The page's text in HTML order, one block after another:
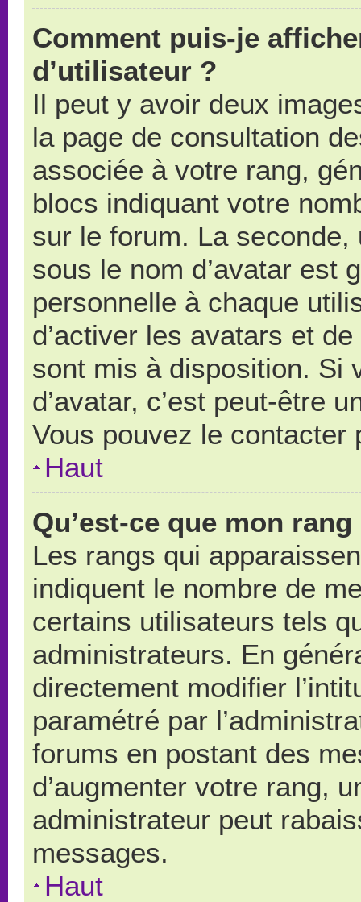
Comment puis-je
d’utilisateur ?
Il peut y avoir deux
la page de consultation
associée à votre rang,
blocs indiquant votre
sur le forum. La
sous le nom d’avatar est
personnelle à chaque
d’activer les avatars et
sont mis à disposition. Si
d’avatar, c’est peut-être
Vous pouvez le contacter
Haut
Qu’est-ce que mon
Les rangs qui
indiquent le nombre de
certains utilisateurs tels
administrateurs. En
directement modifier
paramétré par
forums en postant des
d’augmenter votre rang,
administrateur peut
messages.
Haut